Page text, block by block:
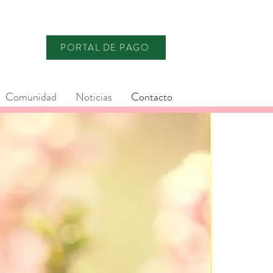
PORTAL DE PAGO
Comunidad Noticias Contacto